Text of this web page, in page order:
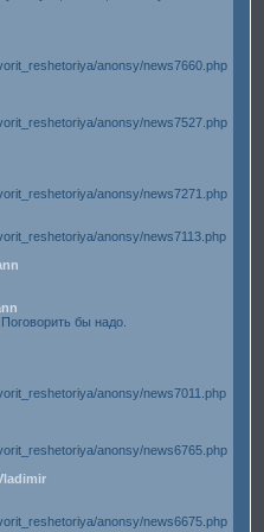
anonsy/news7660.php
anonsy/news7527.php
anonsy/news7271.php
anonsy/news7113.php
бы надо.
anonsy/news7011.php
anonsy/news6765.php
anonsy/news6675.php